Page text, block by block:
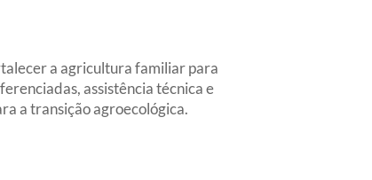
a agricultura familiar para
assistência técnica e
a transição agroecológica.